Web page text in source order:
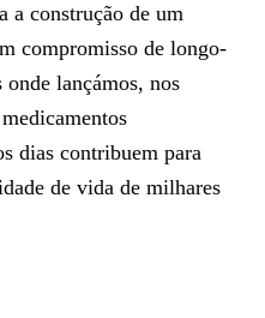
a construção de um
compromisso de longo-
lançámos, nos
dias contribuem para
de vida de milhares